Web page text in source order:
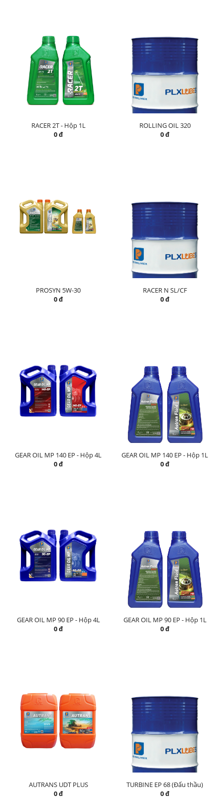
RACER 2T - Hộp 1L
0 đ
ROLLING OIL 320
0 đ
PROSYN 5W-30
0 đ
RACER N SL/CF
0 đ
GEAR OIL MP 140 EP - Hộp 4L
0 đ
GEAR OIL MP 140 EP - Hộp 1L
0 đ
GEAR OIL MP 90 EP - Hộp 4L
0 đ
GEAR OIL MP 90 EP - Hộp 1L
0 đ
AUTRANS UDT PLUS
0 đ
TURBINE EP 68 (Đấu thầu)
0 đ